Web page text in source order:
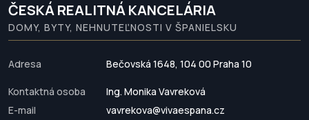
ČESKÁ REALITNÁ KANCELÁRIA
DOMY, BYTY, NEHNUTEĽNOSTI V ŠPANIELSKU
Adresa Bečovská 1648, 104 00 Praha 10
Kontaktná osoba
Ing. Monika Vavreková
E-mail
vavrekova@vivaespana.cz